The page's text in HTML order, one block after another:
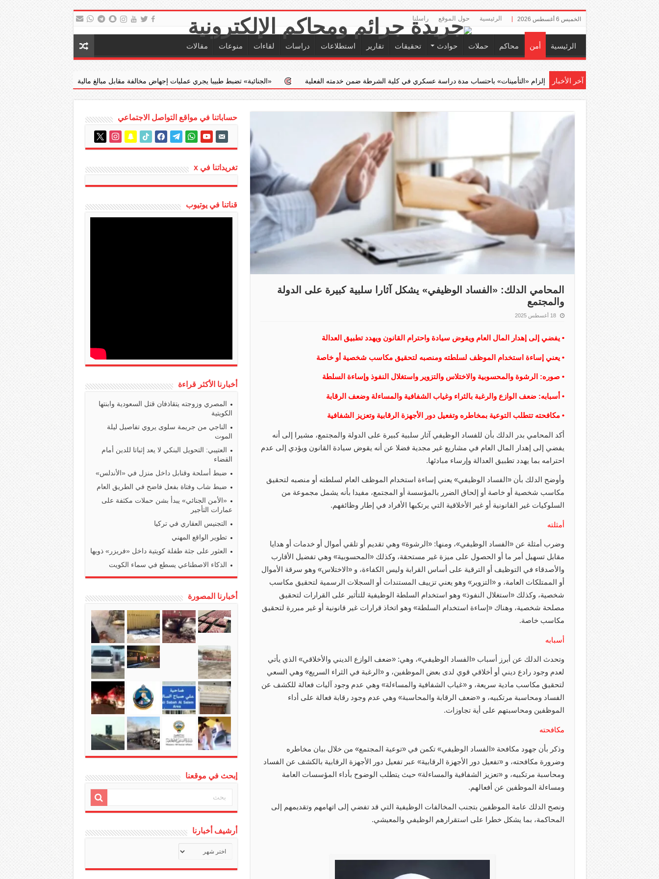
الخميس 6 أغسطس 2026 الرئيسية حول الموقع راسلنا
الرئيسية أمن محاكم حملات حوادث تحقيقات تقارير استطلاعات دراسات لقاءات منوعات مقالات
آخر الأخبار
إلزام ‏«التأمينات» باحتساب مدة دراسة عسكري في كلية الشرطة ضمن خدمته الفعلية ‏«الجنائية» تضبط طبيبا يجري عمليات إجهاض مخالفة مقابل مبالغ مالية جدعان: قانون مكافحة التستر التجاري
المحامي الدلك: «الفساد الوظيفي» يشكل آثارا سلبية كبيرة على الدولة
والمجتمع
18 أغسطس 2025
• يفضي إلى إهدار المال العام ويقوض سيادة واحترام القانون ويهدد تطبيق العدالة
• يعني إساءة استخدام الموظف لسلطته ومنصبه لتحقيق مكاسب شخصية أو خاصة
• صوره: الرشوة والمحسوبية والاختلاس والتزوير واستغلال النفوذ وإساءة السلطة
• أسبابه: ضعف الوازع والرغبة بالثراء وغياب الشفافية والمساءلة وضعف الرقابة
• مكافحته تتطلب التوعية بمخاطره وتفعيل دور الأجهزة الرقابية وتعزيز الشفافية
أكد المحامي بدر الدلك بأن للفساد الوظيفي آثار سلبية كبيرة على الدولة والمجتمع، مشيرا إلى أنه
يفضي إلى إهدار المال العام في مشاريع غير مجدية فضلا عن أنه يقوض سيادة القانون ويؤدي إلى عدم
احترامه بما يهدد تطبيق العدالة وإرساء مبادئها.
وأوضح الدلك بأن «الفساد الوظيفي» يعني إساءة استخدام الموظف العام لسلطته أو منصبه لتحقيق
مكاسب شخصية أو خاصة أو إلحاق الضرر بالمؤسسة أو المجتمع، مفيدا بأنه يشمل مجموعة من
السلوكيات غير القانونية أو غير الأخلاقية التي يرتكبها الأفراد في إطار وظائفهم.
أمثلته
وضرب أمثلة عن «الفساد الوظيفي»، ومنها: «الرشوة» وهي تقديم أو تلقي أموال أو خدمات أو هدايا
مقابل تسهيل أمر ما أو الحصول على ميزة غير مستحقة، وكذلك «المحسوبية» وهي تفضيل الأقارب
والأصدقاء في التوظيف أو الترقية على أساس القرابة وليس الكفاءة، و «الاختلاس» وهو سرقة الأموال
أو الممتلكات العامة، و «التزوير» وهو يعني تزييف المستندات أو السجلات الرسمية لتحقيق مكاسب
شخصية، وكذلك «استغلال النفوذ» وهو استخدام السلطة الوظيفية للتأثير على القرارات لتحقيق
مصلحة شخصية، وهناك «إساءة استخدام السلطة» وهو اتخاذ قرارات غير قانونية أو غير مبررة لتحقيق
مكاسب خاصة.
أسبابه
وتحدث الدلك عن أبرز أسباب «الفساد الوظيفي»، وهي: «ضعف الوازع الديني والأخلاقي» الذي يأتي
لعدم وجود رادع ديني أو أخلاقي قوي لدى بعض الموظفين، و «الرغبة في الثراء السريع» وهي السعي
لتحقيق مكاسب مادية سريعة، و «غياب الشفافية والمساءلة» وهي عدم وجود آليات فعالة للكشف عن
الفساد ومحاسبة مرتكبيه، و «ضعف الرقابة والمحاسبة» وهي عدم وجود رقابة فعالة على أداء
الموظفين ومحاسبتهم على أية تجاوزات.
مكافحته
وذكر بأن جهود مكافحة «الفساد الوظيفي» تكمن في «توعية المجتمع» من خلال بيان مخاطره
وضرورة مكافحته، و «تفعيل دور الأجهزة الرقابية» عبر تفعيل دور الأجهزة الرقابية بالكشف عن الفساد
ومحاسبة مرتكبيه، و «تعزيز الشفافية والمساءلة» حيث يتطلب الوضوح بأداء المؤسسات العامة
ومساءلة الموظفين عن أفعالهم.
ونصح الدلك عامة الموظفين بتجنب المخالفات الوظيفية التي قد تفضي إلى اتهامهم وتقديمهم إلى
المحاكمة، بما يشكل خطرا على استقرارهم الوظيفي والمعيشي.
حساباتنا في مواقع التواصل الاجتماعي
email-
alt
youtube
whatsapp
telegram
facebook
tiktok
snapchat
instagram
x
تغريداتنا في x
قناتنا في يوتيوب
أخبارنا الأكثر قراءة
المصري وزوجته يتقاذفان قتل السعودية وابنتها
الكويتية
الناجي من جريمة سلوى يروي تفاصيل ليلة
الموت
العتيبي: التحويل البنكي لا يعد إثباتا للدين أمام
القضاء
ضبط أسلحة وقنابل داخل منزل في «الأندلس»
ضبط شاب وفتاة بفعل فاضح في الطريق العام
«الأمن الجنائي» يبدأ بشن حملات مكثفة على
عمارات التأجير
التجنيس العقاري في تركيا
تطوير الواقع المهني
العثور على جثة طفلة كويتية داخل «فريزر» ذويها
الذكاء الاصطناعي يسطع في سماء الكويت
أخبارنا المصورة
إبحث في موقعنا
أرشيف أخبارنا
أخبارنا